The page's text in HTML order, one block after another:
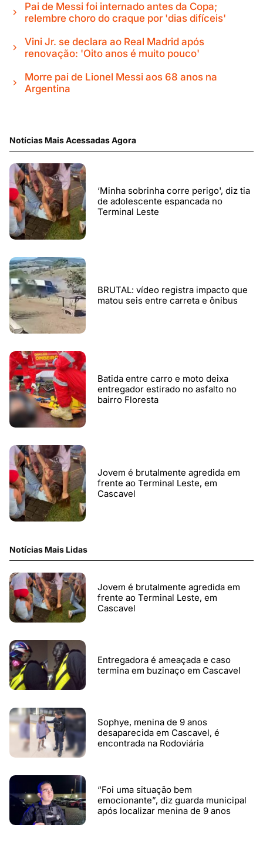
Pai de Messi foi internado antes da Copa;
relembre choro do craque por 'dias difíceis'
Vini Jr. se declara ao Real Madrid após
renovação: 'Oito anos é muito pouco'
Morre pai de Lionel Messi aos 68 anos na
Argentina
Notícias Mais Acessadas Agora
‘Minha sobrinha corre perigo', diz tia
de adolescente espancada no
Terminal Leste
BRUTAL: vídeo registra impacto que
matou seis entre carreta e ônibus
Batida entre carro e moto deixa
entregador estirado no asfalto no
bairro Floresta
Jovem é brutalmente agredida em
frente ao Terminal Leste, em
Cascavel
Notícias Mais Lidas
Jovem é brutalmente agredida em
frente ao Terminal Leste, em
Cascavel
Entregadora é ameaçada e caso
termina em buzinaço em Cascavel
Sophye, menina de 9 anos
desaparecida em Cascavel, é
encontrada na Rodoviária
“Foi uma situação bem
emocionante”, diz guarda municipal
após localizar menina de 9 anos